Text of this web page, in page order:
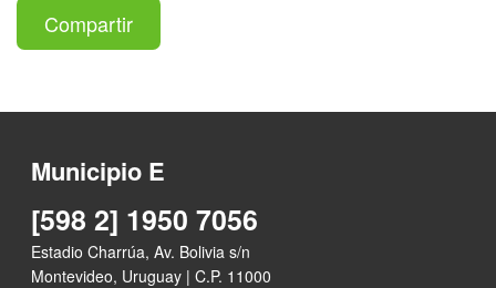
Compartir
Municipio E
[598 2] 1950 7056
Estadio Charrúa, Av. Bolivia s/n
Montevideo, Uruguay | C.P. 11000